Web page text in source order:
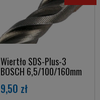
Wiertło SDS-Plus-3
BOSCH 6,5/100/160mm
9,50 zł